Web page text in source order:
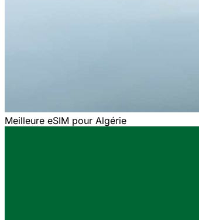
Meilleure eSIM pour Algérie